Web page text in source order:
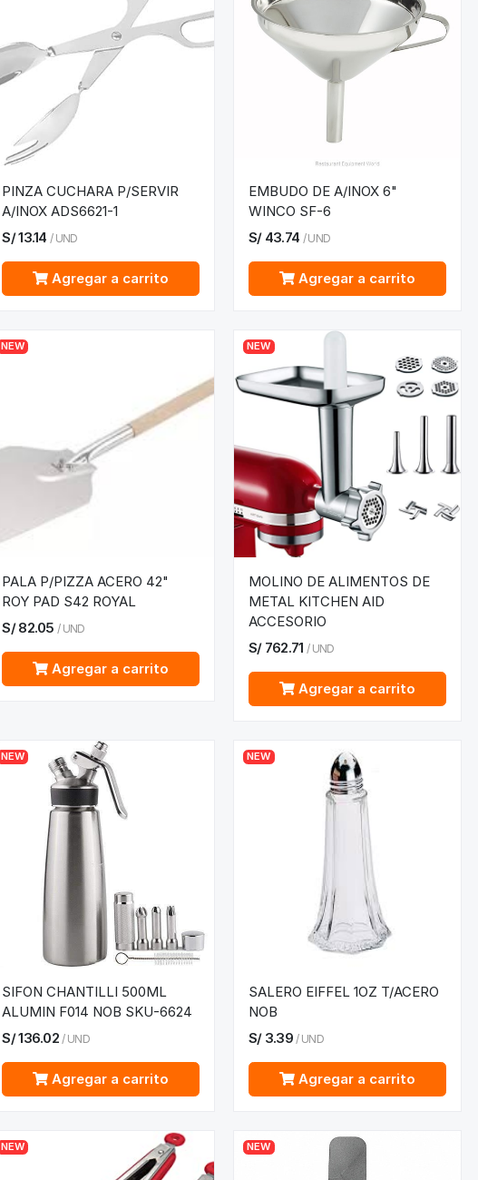
PINZA CUCHARA P/SERVIR
A/INOX ADS6621-1
S/13.14 / UND
Agregar a carrito
EMBUDO DE A/INOX 6"
WINCO SF-6
S/ 43.74 /UND
Agregar a carrito
NEW
PALA P/PIZZA ACERO 42"
ROY PAD S42 ROYAL
S/82.05 / UND
Agregar a carrito
NEW
MOLINO DE ALIMENTOS DE
METAL KITCHEN AID
ACCESORIO
S/ 762.71 / UND
Agregar a carrito
NEW
SIFON CHANTILLI 500ML
ALUMIN F014 NOB SKU-6624
S/136.02 / UND
Agregar a carrito
NEW
SALERO EIFFEL 1OZ T/ACERO
NOB
S/ 3.39 / UND
Agregar a carrito
NEW NEW